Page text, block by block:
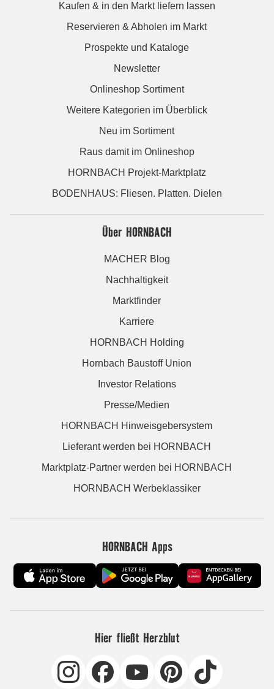
Kaufen & in den Markt liefern lassen
Reservieren & Abholen im Markt
Prospekte und Kataloge
Newsletter
Onlineshop Sortiment
Weitere Kategorien im Überblick
Neu im Sortiment
Raus damit im Onlineshop
HORNBACH Projekt-Marktplatz
BODENHAUS: Fliesen. Platten. Dielen
Über HORNBACH
MACHER Blog
Nachhaltigkeit
Marktfinder
Karriere
HORNBACH Holding
Hornbach Baustoff Union
Investor Relations
Presse/Medien
HORNBACH Hinweisgebersystem
Lieferant werden bei HORNBACH
Marktplatz-Partner werden bei HORNBACH
HORNBACH Werbeklassiker
HORNBACH Apps
Hier fließt Herzblut